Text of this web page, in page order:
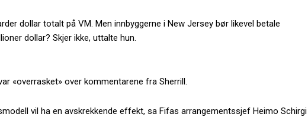
dollar totalt på VM. Men innbyggerne i New Jersey bør likevel betale
dollar? Skjer ikke, uttalte hun.
«overrasket» over kommentarene fra Sherrill.
vil ha en avskrekkende effekt, sa Fifas arrangementssjef Heimo Schirgi